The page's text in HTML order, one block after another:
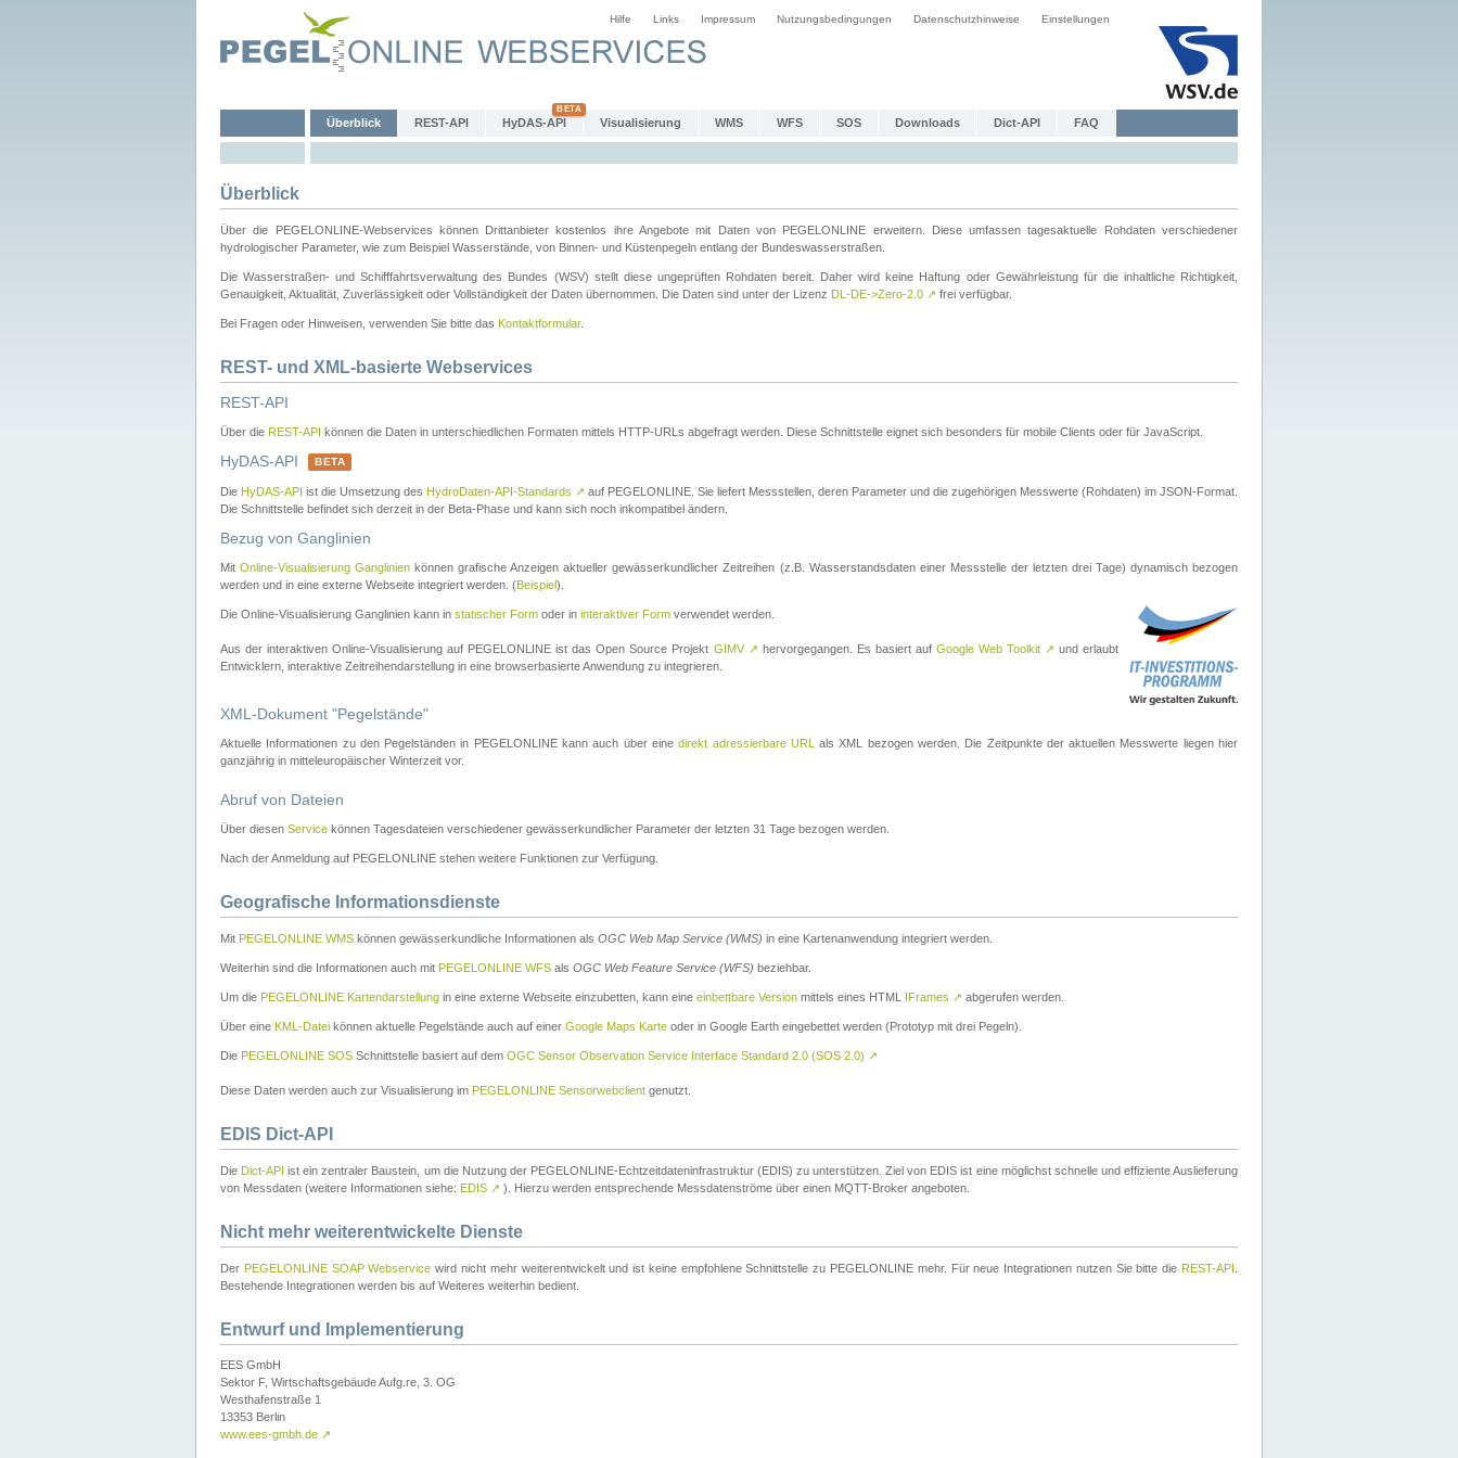
Hilfe Links Impressum Nutzungsbedingungen Datenschutzhinweise Einstellungen
Überblick REST-API HyDAS-API Visualisierung WMS WFS SOS Downloads Dict-API FAQ
Überblick
Über die PEGELONLINE-Webservices können Drittanbieter kostenlos ihre Angebote mit Daten von PEGELONLINE erweitern. Diese umfassen tagesaktuelle Rohdaten verschiedener
hydrologischer Parameter, wie zum Beispiel Wasserstände, von Binnen- und Küstenpegeln entlang der Bundeswasserstraßen.
Die Wasserstraßen- und Schifffahrtsverwaltung des Bundes (WSV) stellt diese ungeprüften Rohdaten bereit. Daher wird keine Haftung oder Gewährleistung für die inhaltliche Richtigkeit,
Genauigkeit, Aktualität, Zuverlässigkeit oder Vollständigkeit der Daten übernommen. Die Daten sind unter der Lizenz DL-DE->Zero-2.0 ↗ frei verfügbar.
Bei Fragen oder Hinweisen, verwenden Sie bitte das Kontaktformular.
REST- und XML-basierte Webservices
REST-API
Über die REST-API können die Daten in unterschiedlichen Formaten mittels HTTP-URLs abgefragt werden. Diese Schnittstelle eignet sich besonders für mobile Clients oder für JavaScript.
HyDAS-API BETA
Die HyDAS-API ist die Umsetzung des HydroDaten-API-Standards ↗ auf PEGELONLINE. Sie liefert Messstellen, deren Parameter und die zugehörigen Messwerte (Rohdaten) im JSON-Format.
Die Schnittstelle befindet sich derzeit in der Beta-Phase und kann sich noch inkompatibel ändern.
Bezug von Ganglinien
MitOnline-Visualisierung Ganglinien können grafische Anzeigen aktueller gewässerkundlicher Zeitreihen (z.B. Wasserstandsdaten einer Messstelle der letzten drei Tage) dynamisch bezogen
werden und in eine externe Webseite integriert werden. (Beispiel).
Die Online-Visualisierung Ganglinien kann in statischer Form oder in interaktiver Form verwendet werden.
Aus der interaktiven Online-Visualisierung auf PEGELONLINE ist das Open Source Projekt GIMV ↗ hervorgegangen. Es basiert auf Google Web Toolkit ↗ und erlaubt
Entwicklern, interaktive Zeitreihendarstellung in eine browserbasierte Anwendung zu integrieren.
XML-Dokument "Pegelstände"
Aktuelle Informationen zu den Pegelständen in PEGELONLINE kann auch über einedirekt adressierbare URL
als XML bezogen werden. Die Zeitpunkte der aktuellen Messwerte liegen hier
ganzjährig in mitteleuropäischer Winterzeit vor.
Abruf von Dateien
Über diesen Service können Tagesdateien verschiedener gewässerkundlicher Parameter der letzten 31 Tage bezogen werden.
Nach der Anmeldung auf PEGELONLINE stehen weitere Funktionen zur Verfügung.
Geografische Informationsdienste
Mit PEGELONLINE WMS können gewässerkundliche Informationen als OGC Web Map Service (WMS) in eine Kartenanwendung integriert werden.
Weiterhin sind die Informationen auch mit PEGELONLINE WFS als OGC Web Feature Service (WFS) beziehbar.
Um die PEGELONLINE Kartendarstellung in eine externe Webseite einzubetten, kann eine einbettbare Version mittels eines HTML IFrames ↗ abgerufen werden.
Über eine KML-Datei können aktuelle Pegelstände auch auf einer Google Maps Karte oder in Google Earth eingebettet werden (Prototyp mit drei Pegeln).
Die PEGELONLINE SOS Schnittstelle basiert auf dem OGC Sensor Observation Service Interface Standard 2.0 (SOS 2.0) ↗
Diese Daten werden auch zur Visualisierung im PEGELONLINE Sensorwebclient genutzt.
EDIS Dict-API
Die Dict-API ist ein zentraler Baustein, um die Nutzung der PEGELONLINE-Echtzeitdateninfrastruktur (EDIS) zu unterstützen. Ziel von EDIS ist eine möglichst schnelle und effiziente Auslieferung
von Messdaten (weitere Informationen siehe: EDIS ↗ ). Hierzu werden entsprechende Messdatenströme über einen MQTT-Broker angeboten.
Nicht mehr weiterentwickelte Dienste
Der PEGELONLINE SOAP Webservice wird nicht mehr weiterentwickelt und ist keine empfohlene Schnittstelle zu PEGELONLINE mehr. Für neue Integrationen nutzen Sie bitte die REST-API
Bestehende Integrationen werden bis auf Weiteres weiterhin bedient.
Entwurf und Implementierung
EES GmbH
Sektor F, Wirtschaftsgebäude Aufg.re, 3. OG
Westhafenstraße 1
13353 Berlin
www.ees-gmbh.de ↗